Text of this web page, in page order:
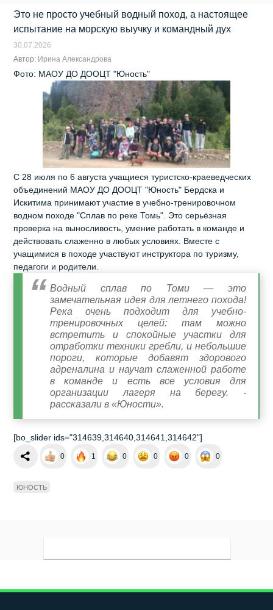
Это не просто учебный водный поход, а настоящее
испытание на морскую выучку и командный дух
30.07.2026
Автор: Ирина Александрова
Фото: МАОУ ДО ДООЦТ "Юность"
С 28 июля по 6 августа учащиеся туристско-краеведческих
объединений МАОУ ДО ДООЦТ "Юность" Бердска и
Искитима принимают участие в учебно-тренировочном
водном походе "Сплав по реке Томь". Это серьёзная
проверка на выносливость, умение работать в команде и
действовать слаженно в любых условиях. Вместе с
учащимися в походе участвуют инструктора по туризму,
педагоги и родители.
Водный сплав по Томи — это
замечательная идея для летнего похода!
Река очень подходит для учебно-
тренировочных целей: там можно
встретить и спокойные участки для
отработки техники гребли, и небольшие
пороги, которые добавят здорового
адреналина и научат слаженной работе
в команде и есть все условия для
организации лагеря на берегу. -
рассказали в «Юности».
[bo_slider ids="314639,314640,314641,314642"]
0 1 0 0 0 0
ЮНОСТЬ